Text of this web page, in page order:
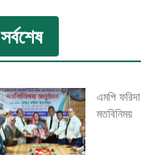
সর্বশেষ
এমপি
মতবিনিময়